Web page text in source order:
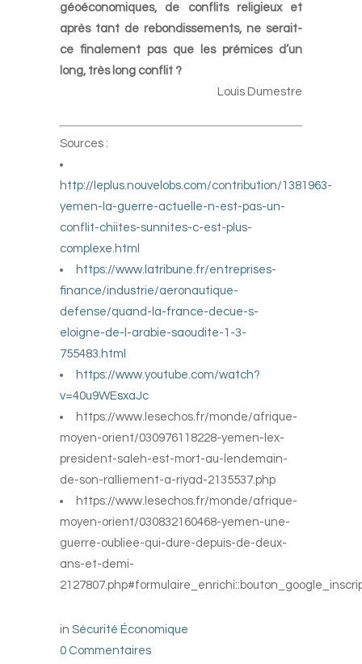
géoéconomiques, de conflits religieux et
après tant de rebondissements, ne serait-
ce finalement pas que les prémices d’un
long, très long conflit ?
Louis Dumestre
Sources :
http://leplus.nouvelobs.com/contribution/1381963-
yemen-la-guerre-actuelle-n-est-pas-un-
conflit-chiites-sunnites-c-est-plus-
complexe.html
https://www.latribune.fr/entreprises-
finance/industrie/aeronautique-
defense/quand-la-france-decue-s-
eloigne-de-l-arabie-saoudite-1-3-
755483.html
https://www.youtube.com/watch?
v=40u9WEsxaJc
https://www.lesechos.fr/monde/afrique-
moyen-orient/030976118228-yemen-lex-
president-saleh-est-mort-au-lendemain-
de-son-ralliement-a-riyad-2135537.php
https://www.lesechos.fr/monde/afrique-
moyen-orient/030832160468-yemen-une-
guerre-oubliee-qui-dure-depuis-de-deux-
ans-et-demi-
in Sécurité Économique
0 Commentaires